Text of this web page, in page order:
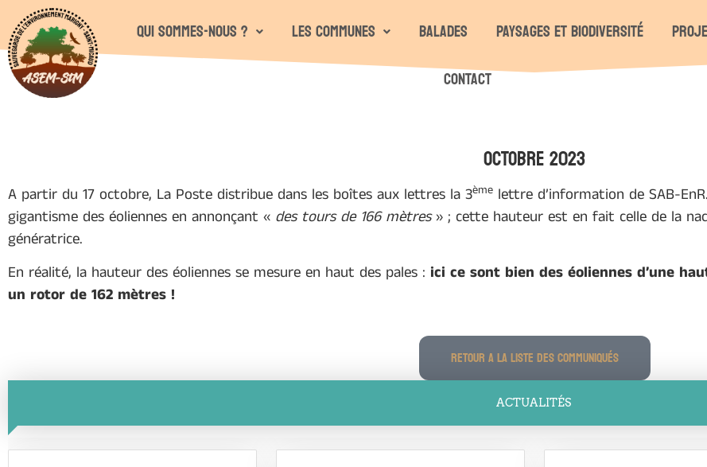
Qui sommes-nous ? Les communes Balades Paysages et biodiversité
Contact
OCTOBRE 2023
A partir du 17 octobre, La Poste distribue dans les boîtes aux lettres la 3ème lettre d’information de SAB-
gigantisme des éoliennes en annonçant « des tours de 166 mètres» ; cette hauteur est en fait celle de la
génératrice.
En réalité, la hauteur des éoliennes se mesure en haut des pales : ici ce sont bien des éoliennes d’une
un rotor de 162 mètres !
RETOUR A LA LISTE DES COMMUNIQUÉS
ACTUALITÉS